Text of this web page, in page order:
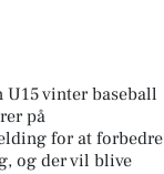
vinter baseball
på
for at forbedre
og der vil blive